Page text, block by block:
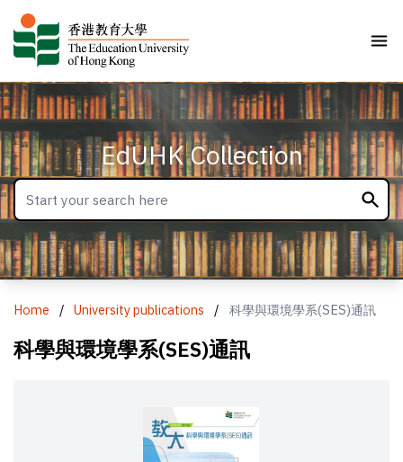
EdUHK Collection
Home / University publications / 科學與環境學系(SES)通訊
科學與環境學系(SES)通訊